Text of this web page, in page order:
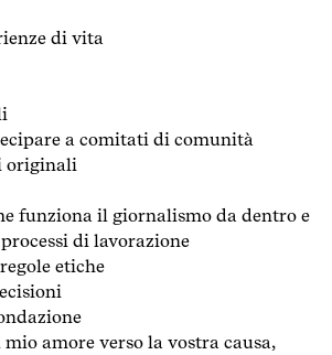
di vita
a comitati di comunità
originali
funziona il giornalismo da dentro e
di lavorazione
etiche
amore verso la vostra causa,